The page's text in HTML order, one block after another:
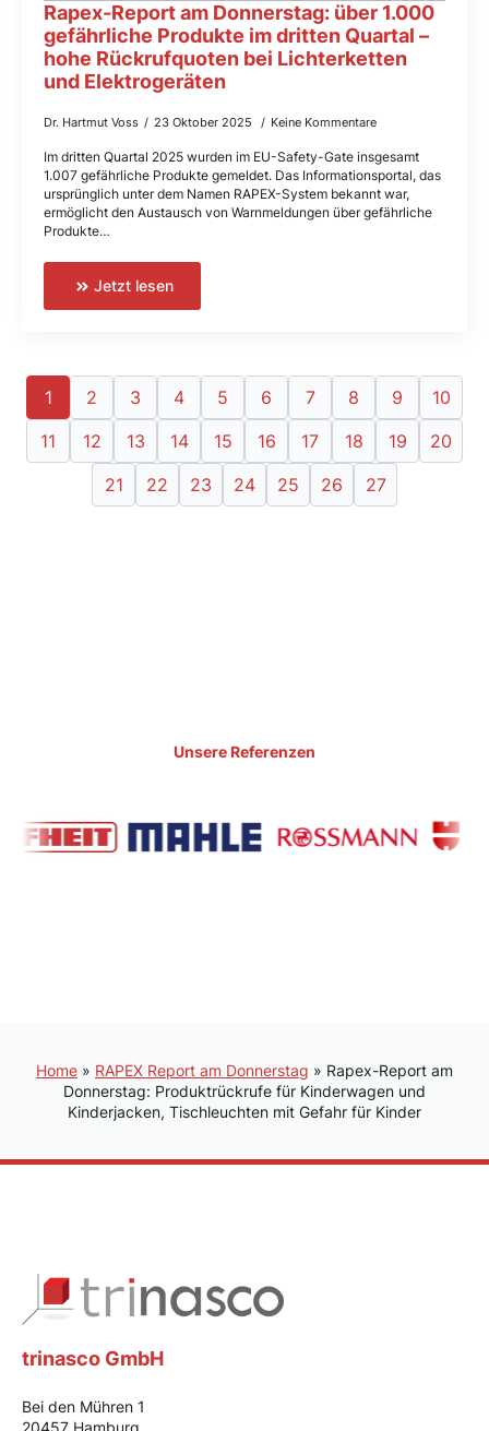
Rapex-Report am Donnerstag: über 1.000
gefährliche Produkte im dritten Quartal –
hohe Rückrufquoten bei Lichterketten
und Elektrogeräten
Dr. Hartmut Voss 23 Oktober 2025 Keine Kommentare
Im dritten Quartal 2025 wurden im EU-Safety-Gate insgesamt
1.007 gefährliche Produkte gemeldet. Das Informationsportal, das
ursprünglich unter dem Namen RAPEX-System bekannt war,
ermöglicht den Austausch von Warnmeldungen über gefährliche
Produkte…
Jetzt lesen
1 2 3 4 5 6 7 8 9
10
11
12 13 14 15 16 17 18 19
20
21
22 23 24 25 26 27
Unsere Referenzen
Home » RAPEX Report am Donnerstag » Rapex-Report am
Donnerstag: Produktrückrufe für Kinderwagen und
Kinderjacken, Tischleuchten mit Gefahr für Kinder
trinasco GmbH
Bei den Mühren 1